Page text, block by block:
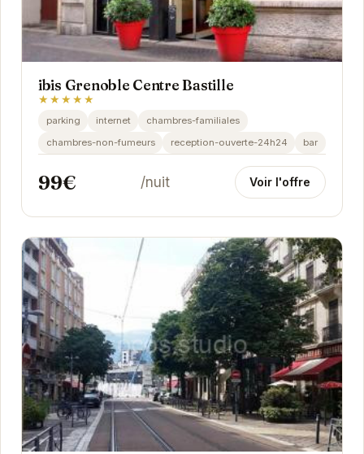
ibis Grenoble Centre Bastille
★★★★★
parking internet
chambres-familiales
chambres-non-fumeurs
reception-ouverte-24h24 bar
99€ /nuit Voir l'offre